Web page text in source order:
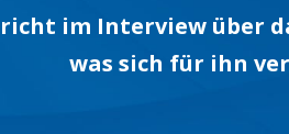
im Interview über
was sich für ihn